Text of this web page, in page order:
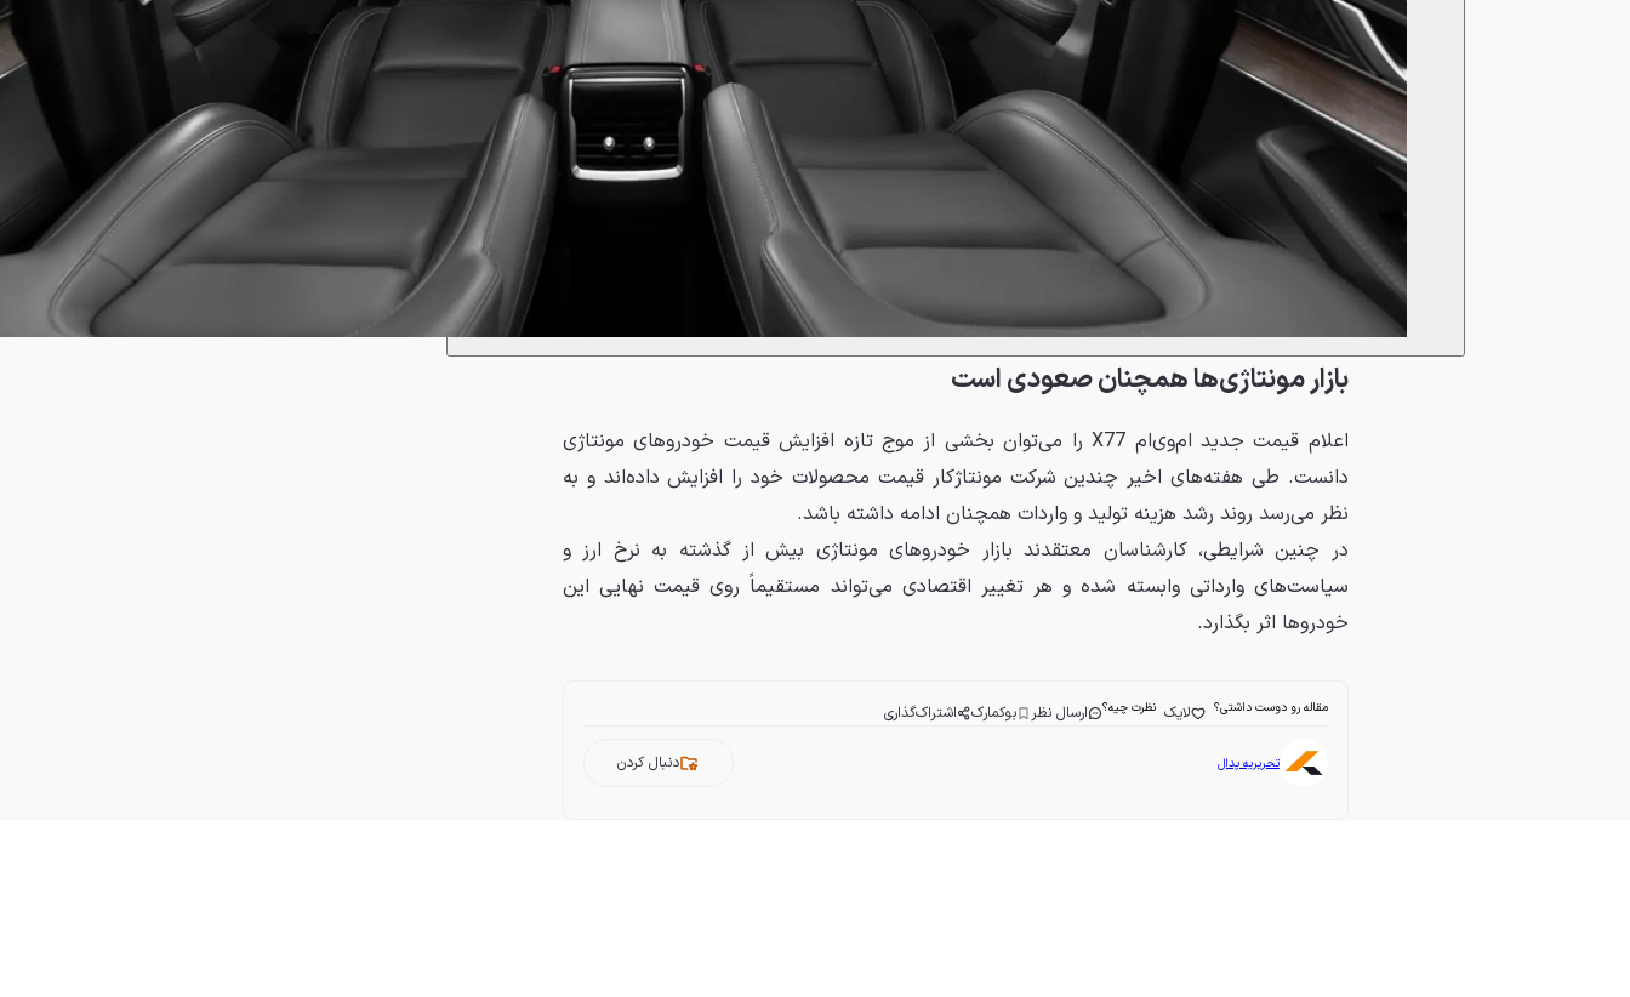
بازار مونتاژی‌ها همچنان صعودی است
اعلام قیمت جدید ام‌وی‌ام X77 را می‌توان بخشی از موج تازه افزایش قیمت خودروهای مونتاژی
دانست. طی هفته‌های اخیر چندین شرکت مونتاژکار قیمت محصولات خود را افزایش داده‌اند و به
نظر می‌رسد روند رشد هزینه تولید و واردات همچنان ادامه داشته باشد.
در چنین شرایطی، کارشناسان معتقدند بازار خودروهای مونتاژی بیش از گذشته به نرخ ارز و
سیاست‌های وارداتی وابسته شده و هر تغییر اقتصادی می‌تواند مستقیماً روی قیمت نهایی این
خودروها اثر بگذارد.
مقاله رو دوست داشتی؟ لایک نظرت چیه؟ ارسال نظر بوکمارک اشتراک‌گذاری
تحریریه پدال دنبال کردن